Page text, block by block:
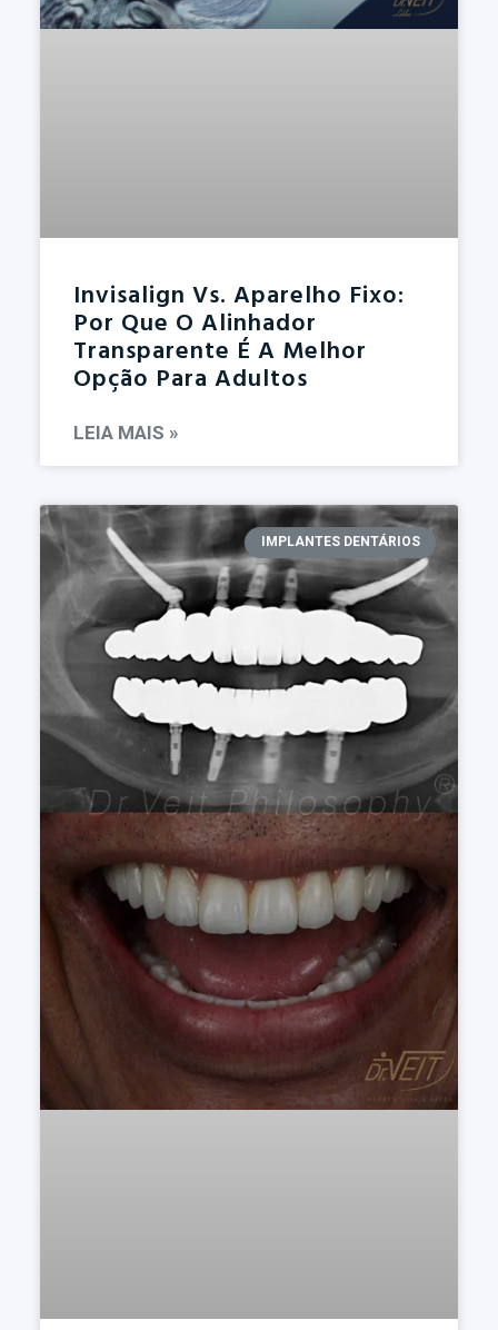
Invisalign Vs. Aparelho Fixo:
Por Que O Alinhador
Transparente É A Melhor
Opção Para Adultos
LEIA MAIS »
IMPLANTES DENTÁRIOS